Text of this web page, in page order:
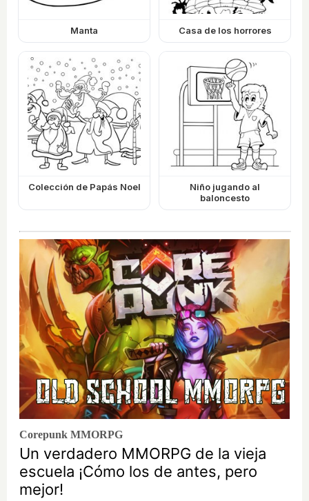
Manta Casa de los horrores
Colección de Papás Noel
Niño jugando al
baloncesto
Corepunk MMORPG
Un verdadero MMORPG de la vieja
escuela ¡Cómo los de antes, pero
mejor!